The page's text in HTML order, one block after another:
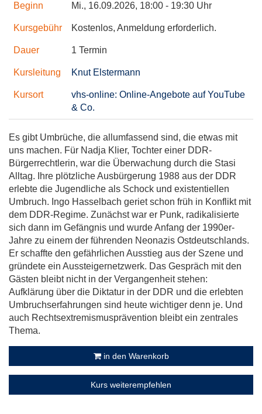
Beginn Mi., 16.09.2026, 18:00 - 19:30 Uhr
Kursgebühr Kostenlos, Anmeldung erforderlich.
Dauer 1 Termin
Kursleitung Knut Elstermann
Kursort
vhs-online: Online-Angebote auf YouTube
& Co.
Es gibt Umbrüche, die allumfassend sind, die etwas mit
uns machen. Für Nadja Klier, Tochter einer DDR-
Bürgerrechtlerin, war die Überwachung durch die Stasi
Alltag. Ihre plötzliche Ausbürgerung 1988 aus der DDR
erlebte die Jugendliche als Schock und existentiellen
Umbruch. Ingo Hasselbach geriet schon früh in Konflikt mit
dem DDR-Regime. Zunächst war er Punk, radikalisierte
sich dann im Gefängnis und wurde Anfang der 1990er-
Jahre zu einem der führenden Neonazis Ostdeutschlands.
Er schaffte den gefährlichen Ausstieg aus der Szene und
gründete ein Aussteigernetzwerk. Das Gespräch mit den
Gästen bleibt nicht in der Vergangenheit stehen:
Aufklärung über die Diktatur in der DDR und die erlebten
Umbruchserfahrungen sind heute wichtiger denn je. Und
auch Rechtsextremismusprävention bleibt ein zentrales
Thema.
in den Warenkorb
Kurs weiterempfehlen